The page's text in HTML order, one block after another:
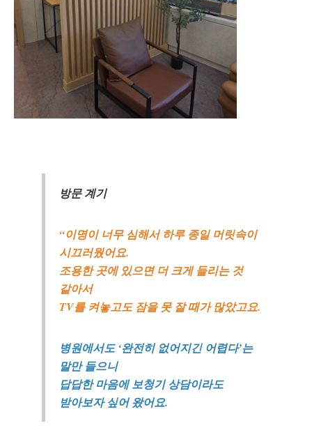
방문 계기
“이명이 너무 심해서 하루 종일 머릿속이
시끄러웠어요.
조용한 곳에 있으면 더 크게 들리는 것
같아서
TV를 켜놓고도 잠을 못 잘 때가 많았고요.
병원에서도 ‘완전히 없어지긴 어렵다’는
말만 들으니
답답한 마음에 보청기 상담이라도
받아보자 싶어 왔어요.